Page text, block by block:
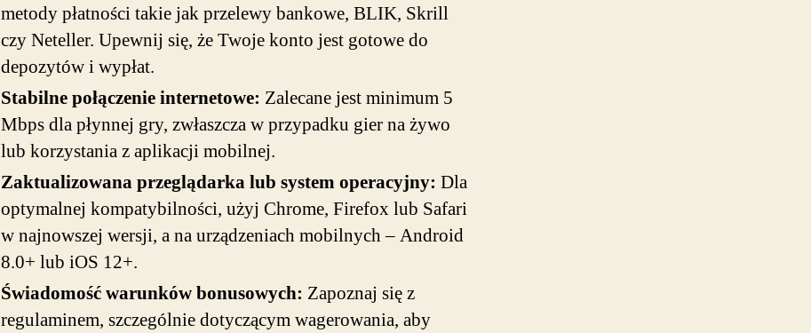
metody płatności takie jak przelewy bankowe, BLIK, Skrill
czy Neteller. Upewnij się, że Twoje konto jest gotowe do
depozytów i wypłat.
Stabilne połączenie internetowe: Zalecane jest minimum 5
Mbps dla płynnej gry, zwłaszcza w przypadku gier na żywo
lub korzystania z aplikacji mobilnej.
Zaktualizowana przeglądarka lub system operacyjny: Dla
optymalnej kompatybilności, użyj Chrome, Firefox lub Safari
w najnowszej wersji, a na urządzeniach mobilnych – Android
8.0+ lub iOS 12+.
Świadomość warunków bonusowych: Zapoznaj się z
regulaminem, szczególnie dotyczącym wagerowania, aby